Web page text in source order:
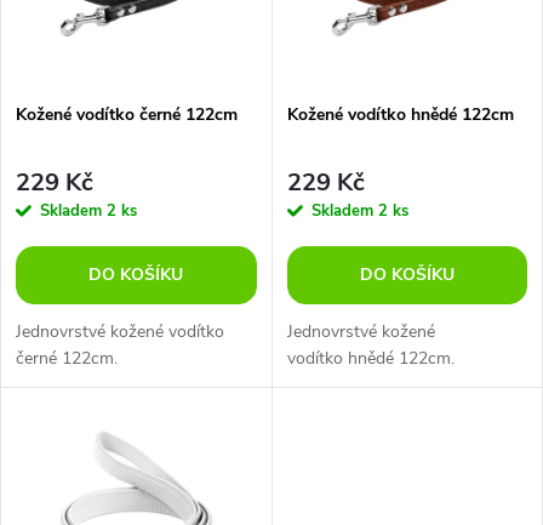
p
r
o
d
u
s
p
r
o
d
u
Kožené vodítko černé 122cm
229 Kč
Skladem 2 ks
DO KOŠÍKU
Jednovrstvé kožené vodítko
černé 122cm.
Kožené vodítko hnědé 122cm
229 Kč
Skladem 2 ks
DO KOŠÍKU
Jednovrstvé kožené
vodítko hnědé 122cm.